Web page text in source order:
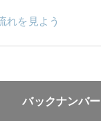
れを見よう
バックナンバー